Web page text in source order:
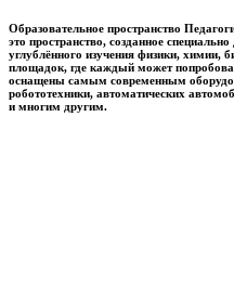
Образовательное пространство
это пространство, созданное
углублённого изучения физики, химии,
площадок, где каждый может
оснащены самым современным
робототехники, автоматических
и многим другим.